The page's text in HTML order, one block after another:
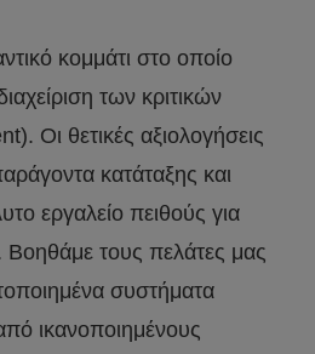
κομμάτι στο οποίο
των κριτικών
Οι θετικές αξιολογήσεις
κατάταξης και
εργαλείο πειθούς για
Βοηθάμε τους πελάτες μας
συστήματα
ικανοποιημένους